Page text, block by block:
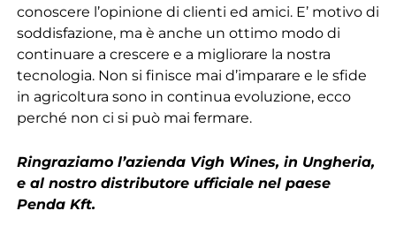
conoscere l’opinione di clienti ed amici. E’ motivo di
soddisfazione, ma è anche un ottimo modo di
continuare a crescere e a migliorare la nostra
tecnologia. Non si finisce mai d’imparare e le sfide
in agricoltura sono in continua evoluzione, ecco
perché non ci si può mai fermare.
Ringraziamo l’azienda Vigh Wines, in Ungheria,
e al nostro distributore ufficiale nel paese
Penda Kft.